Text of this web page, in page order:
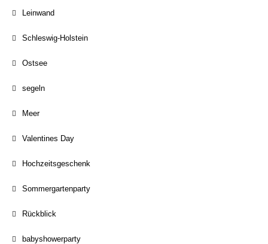
Leinwand
Schleswig-Holstein
Ostsee
segeln
Meer
Valentines Day
Hochzeitsgeschenk
Sommergartenparty
Rückblick
babyshowerparty